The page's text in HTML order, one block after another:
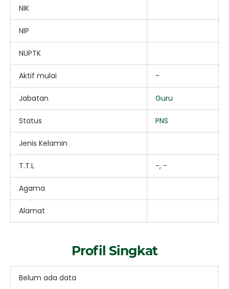
NIK
NIP
NUPTK
Aktif mulai -
Jabatan Guru
Status PNS
Jenis Kelamin
T.T.L -, -
Agama
Alamat
Profil Singkat
Belum ada data